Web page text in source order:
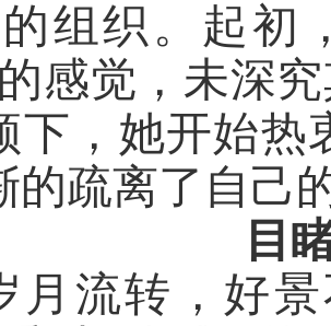
组织。起初
感觉，未深
下，她开始热
的疏离了自己
目
月流转，好